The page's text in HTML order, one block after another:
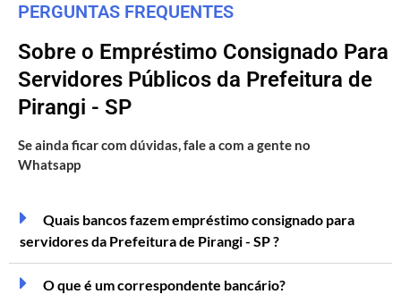
PERGUNTAS FREQUENTES
Sobre o Empréstimo Consignado Para
Servidores Públicos da Prefeitura de
Pirangi - SP
Se ainda ficar com dúvidas, fale a com a gente no
Whatsapp
Quais bancos fazem empréstimo consignado para
servidores da Prefeitura de Pirangi - SP ?
O que é um correspondente bancário?